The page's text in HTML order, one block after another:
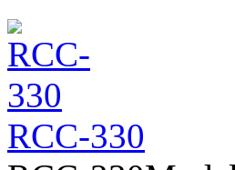
RCC-330